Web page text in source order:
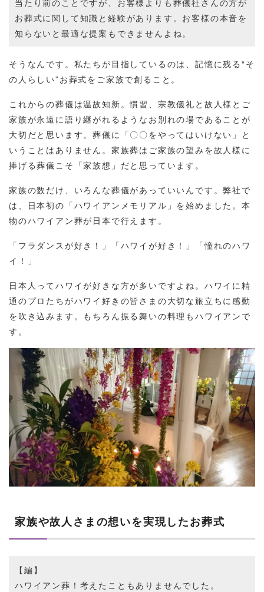
当たり前のことですが、お客様よりも葬儀社さんの方が
お葬式に関して知識と経験があります。お客様の本音を
知らないと最適な提案もできませんよね。
そうなんです。私たちが目指しているのは、記憶に残る“そ
の人らしい”お葬式をご家族で創ること。
これからの葬儀は温故知新。慣習、宗教儀礼と故人様とご
家族が永遠に語り継がれるようなお別れの場であることが
大切だと思います。葬儀に「〇〇をやってはいけない」と
いうことはありません。家族葬はご家族の望みを故人様に
捧げる葬儀こそ「家族想」だと思っています。
家族の数だけ、いろんな葬儀があっていいんです。弊社で
は、日本初の「ハワイアンメモリアル」を始めました。本
物のハワイアン葬が日本で行えます。
「フラダンスが好き！」「ハワイが好き！」「憧れのハワ
イ！」
日本人ってハワイが好きな方が多いですよね。ハワイに精
通のプロたちがハワイ好きの皆さまの大切な旅立ちに感動
を吹き込みます。もちろん振る舞いの料理もハワイアンで
す。
家族や故人さまの想いを実現したお葬式
【編】
ハワイアン葬！考えたこともありませんでした。